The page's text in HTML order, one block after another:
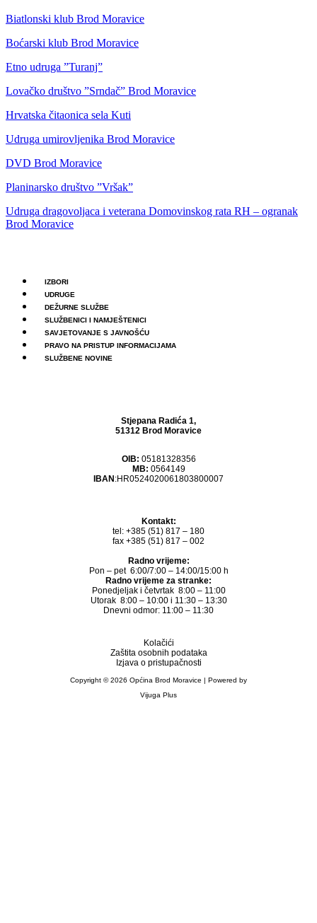
Biatlonski klub Brod Moravice
Boćarski klub Brod Moravice
Etno udruga ”Turanj”
Lovačko društvo ”Srndač” Brod Moravice
Hrvatska čitaonica sela Kuti
Udruga umirovljenika Brod Moravice
DVD Brod Moravice
Planinarsko društvo ”Vršak”
Udruga dragovoljaca i veterana Domovinskog rata RH – ogranak
Brod Moravice
IZBORI
UDRUGE
DEŽURNE SLUŽBE
SLUŽBENICI I NAMJEŠTENICI
SAVJETOVANJE S JAVNOŠĆU
PRAVO NA PRISTUP INFORMACIJAMA
SLUŽBENE NOVINE
Stjepana Radića 1,
51312 Brod Moravice
OIB: 05181328356
MB: 0564149
IBAN:HR0524020061803800007
Kontakt:
tel: +385 (51) 817 – 180
fax +385 (51) 817 – 002
Radno vrijeme:
Pon – pet 6:00/7:00 – 14:00/15:00 h
Radno vrijeme za stranke:
Ponedjeljak i četvrtak 8:00 – 11:00
Utorak 8:00 – 10:00 i 11:30 – 13:30
Dnevni odmor: 11:00 – 11:30
Kolačići
Zaštita osobnih podataka
Izjava o pristupačnosti
Copyright © 2026 Općina Brod Moravice | Powered by
Vijuga Plus